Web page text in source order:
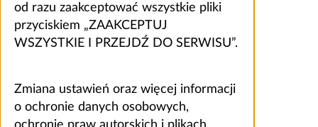
od razu zaakceptować wszystkie pliki
przyciskiem „ZAAKCEPTUJ
WSZYSTKIE I PRZEJDŹ DO SERWISU”.
Zmiana ustawień oraz więcej informacji
o ochronie danych osobowych,